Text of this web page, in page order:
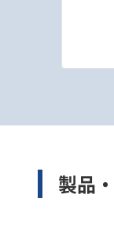
製品